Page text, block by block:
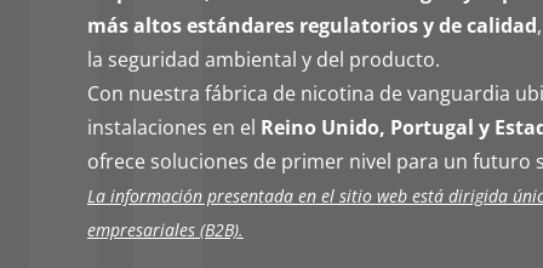
más altos estándares regulatorios y de calidad
la seguridad ambiental y del producto.
Con nuestra fábrica de nicotina de vanguardia
instalaciones en el Reino Unido, Portugal y
ofrece soluciones de primer nivel para un futuro
La información presentada en el sitio web está dirigida
empresariales (B2B).